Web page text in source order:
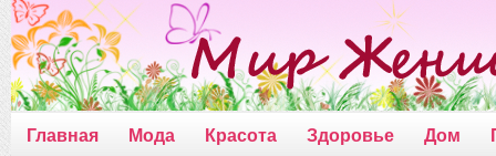
Главная Мода Красота Здоровье Дом